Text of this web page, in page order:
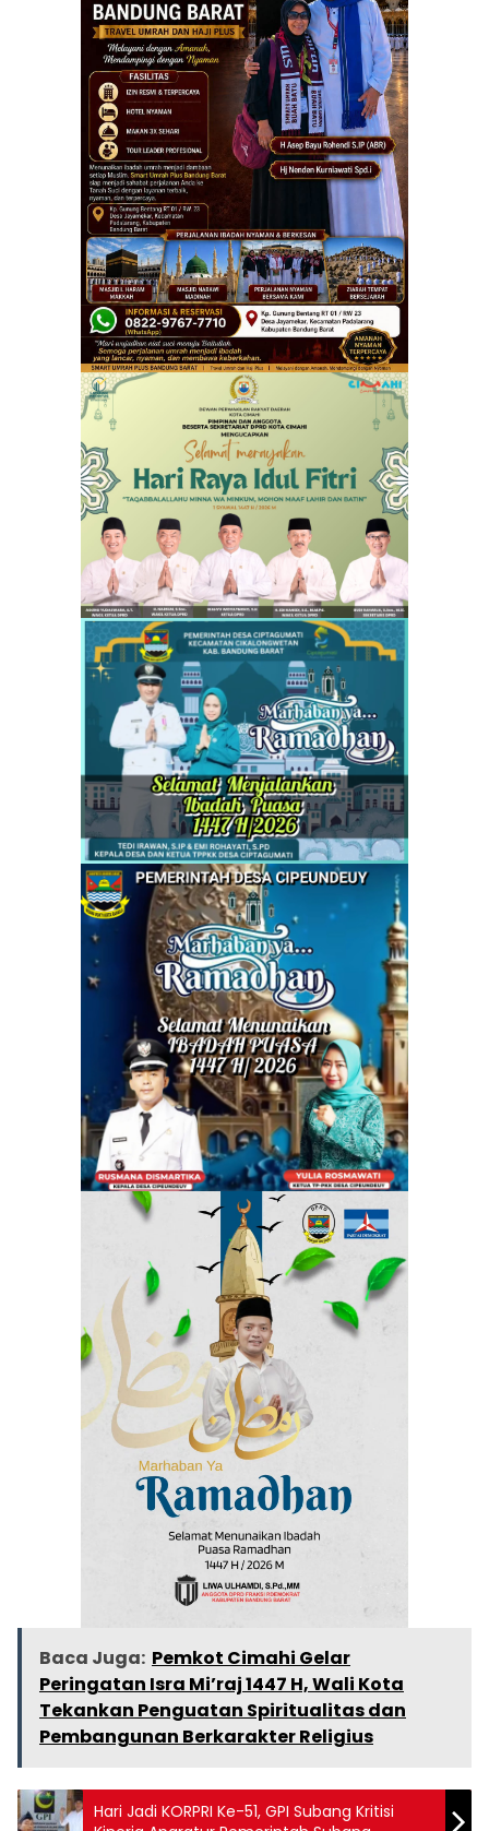
Baca Juga: Pemkot Cimahi Gelar
Peringatan Isra Mi’raj 1447 H, Wali Kota
Tekankan Penguatan Spiritualitas dan
Pembangunan Berkarakter Religius
Hari Jadi KORPRI Ke-51, GPI Subang Kritisi